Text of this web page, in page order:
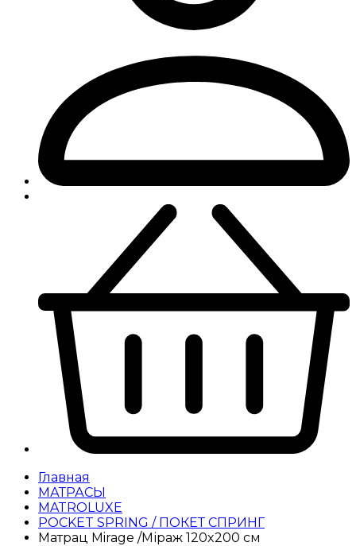
Главная
МАТРАСЫ
MATROLUXE
POCKET SPRING / ПОКЕТ СПРИНГ
Матрац Mirage /Міраж 120x200 см